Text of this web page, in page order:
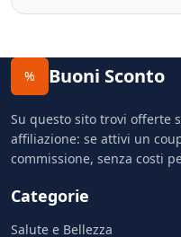
% Buoni Sconto
Su questo sito trovi offerte
affiliazione: se attivi un
commissione, senza costi
Categorie
Salute e Bellezza